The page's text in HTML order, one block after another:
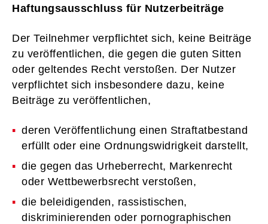
Haftungsausschluss für Nutzerbeiträge
Der Teilnehmer verpflichtet sich, keine Beiträge
zu veröffentlichen, die gegen die guten Sitten
oder geltendes Recht verstoßen. Der Nutzer
verpflichtet sich insbesondere dazu, keine
Beiträge zu veröffentlichen, ­
deren Veröffentlichung einen Straftatbestand
erfüllt oder eine Ordnungswidrigkeit darstellt, ­
die gegen das Urheberrecht, Markenrecht
oder Wettbewerbsrecht verstoßen, ­
die beleidigenden, rassistischen,
diskriminierenden oder pornographischen